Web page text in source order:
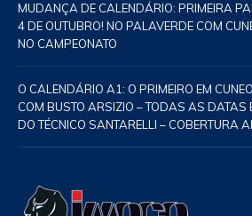
MUDANÇA DE CALENDÁRIO: PRIMEIRA
4 DE OUTUBRO! NO PALAVERDE COM
NO CAMPEONATO
O CALENDÁRIO A1: O PRIMEIRO EM
COM BUSTO ARSIZIO – TODAS AS DATAS
DO TÉCNICO SANTARELLI – COBERTURA